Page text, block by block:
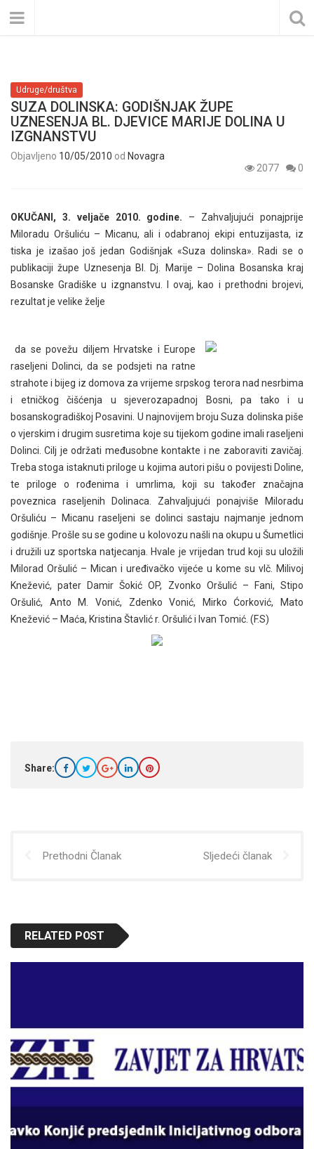
Udruge/društva
SUZA DOLINSKA: GODIŠNJAK ŽUPE
UZNESENJA BL. DJEVICE MARIJE DOLINA U
IZGNANSTVU
Objavljeno 10/05/2010 od Novagra
2077
0
OKUČANI, 3. veljače 2010. godine. – Zahvaljujući ponajprije
Miloradu Oršuliću – Micanu, ali i odabranoj ekipi entuzijasta, iz
tiska je izašao još jedan Godišnjak «Suza dolinska». Radi se o
publikaciji župe Uznesenja Bl. Dj. Marije – Dolina Bosanska kraj
Bosanske Gradiške u izgnanstvu. I ovaj, kao i prethodni brojevi,
rezultat je velike želje
da se povežu diljem Hrvatske i Europe
raseljeni Dolinci, da se podsjeti na ratne
strahote i bijeg iz domova za vrijeme srpskog terora nad nesrbima
i etničkog čišćenja u sjeverozapadnoj Bosni, pa tako i u
bosanskogradiškoj Posavini. U najnovijem broju Suza dolinska piše
o vjerskim i drugim susretima koje su tijekom godine imali raseljeni
Dolinci. Cilj je održati međusobne kontakte i ne zaboraviti zavičaj.
Treba stoga istaknuti priloge u kojima autori pišu o povijesti Doline,
te priloge o rođenima i umrlima, koji su također značajna
poveznica raseljenih Dolinaca. Zahvaljujući ponajviše Miloradu
Oršuliću – Micanu raseljeni se dolinci sastaju najmanje jednom
godišnje. Prošle su se godine u kolovozu našli na okupu u Šumetlici
i družili uz sportska natjecanja. Hvale je vrijedan trud koji su uložili
Milorad Oršulić – Mican i uređivačko vijeće u kome su vlč. Milivoj
Knežević, pater Damir Šokić OP, Zvonko Oršulić – Fani, Stipo
Oršulić, Anto M. Vonić, Zdenko Vonić, Mirko Ćorković, Mato
Knežević – Maća, Kristina Štavlić r. Oršulić i Ivan Tomić. (F.S)
Share:
Prethodni Članak Sljedeći članak
RELATED POST